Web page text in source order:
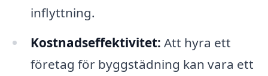
inflyttning.
Kostnadseffektivitet: Att hyra ett
företag för byggstädning kan vara ett